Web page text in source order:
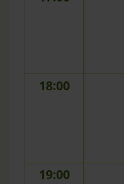
18:00
19:00